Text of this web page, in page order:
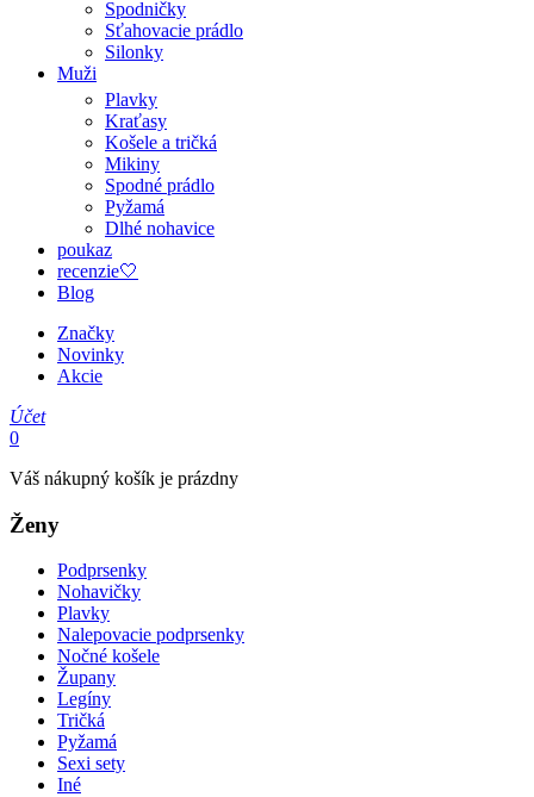
Spodničky
Sťahovacie prádlo
Silonky
Muži
Plavky
Kraťasy
Košele a tričká
Mikiny
Spodné prádlo
Pyžamá
Dlhé nohavice
poukaz
recenzie🤍
Blog
Značky
Novinky
Akcie
Účet
0
Váš nákupný košík je prázdny
Ženy
Podprsenky
Nohavičky
Plavky
Nalepovacie podprsenky
Nočné košele
Župany
Legíny
Tričká
Pyžamá
Sexi sety
Iné